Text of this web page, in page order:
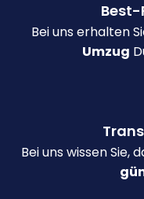
Bei uns erhalten
Umzug
Bei uns wissen Sie,